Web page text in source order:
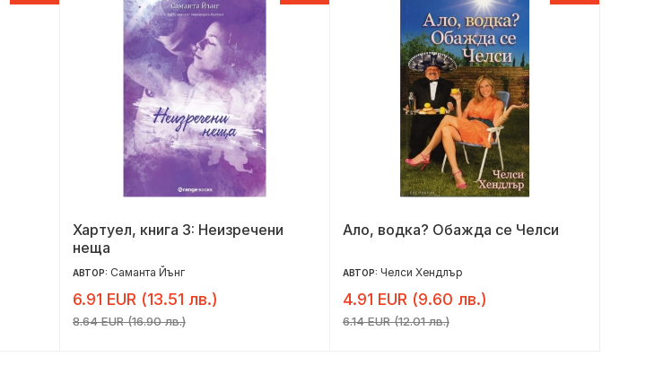
Хартуел, книга 3: Неизречени
неща
АВТОР: Саманта Йънг
6.91 EUR (13.51 лв.)
8.64 EUR (16.90 лв.)
Ало, водка? Обажда се Челси
АВТОР: Челси Хендлър
4.91 EUR (9.60 лв.)
6.14 EUR (12.01 лв.)